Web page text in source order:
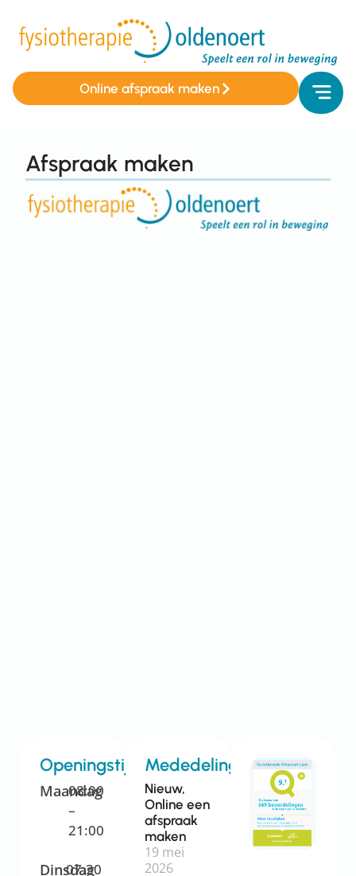
Online afspraak maken
Afspraak maken
Openingstijden
Maandag
08:00
–
21:00
Dinsdag
07:30
Mededelingen
Nieuw,
Online een
afspraak
maken
19 mei
2026